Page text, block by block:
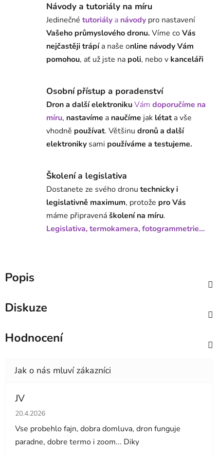
Návody a tutoriály na míru
Jedinečné tutoriály a návody pro nastavení
Vašeho průmyslového dronu. Víme coVás
nejčastěji trápía naše online návody Vám
pomohou, ať už jste na poli, nebo v kanceláři
Osobní přístup a poradenství
Dron a další elektronikuVám doporučíme na
míru, nastavíme a naučíme jak létata vše
vhodně používat. Většinu dronů a další
elektroniky sami používáme a testujeme.
Školení a legislativa
Dostanete ze svého dronu technicky i
legislativně maximum, protože pro Vás
máme připravenáškolení na míru.
Legislativa, termokamera, fotogrammetrie...
Popis
Diskuze
Hodnocení
JV
Hodnocení obchodu je 5 z 5 hvězdiček.
20.4.2026
Vse probehlo fajn, dobra domluva, dron funguje
paradne, dobre termo i zoom... Diky